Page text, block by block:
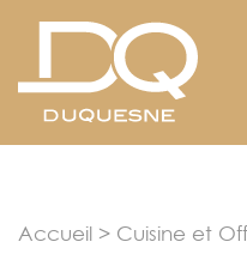
content
Accueil > Cuisine et